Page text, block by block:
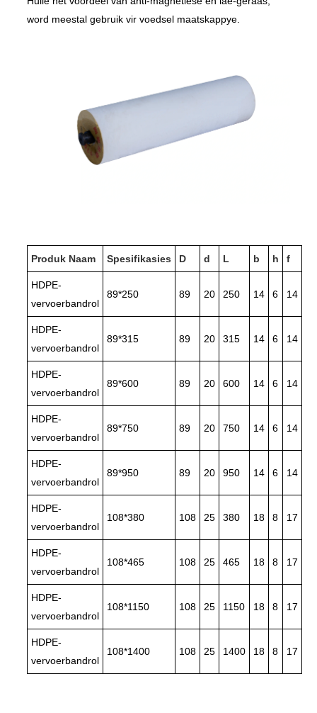
word meestal gebruik vir voedsel maatskappye.
Produk Naam Spesifikasies D d L b h f
HDPE-
vervoerbandrol
89*250 89 20 250 14 6 14
HDPE-
vervoerbandrol
89*315 89 20 315 14 6 14
HDPE-
vervoerbandrol
89*600 89 20 600 14 6 14
HDPE-
vervoerbandrol
89*750 89 20 750 14 6 14
HDPE-
vervoerbandrol
89*950 89 20 950 14 6 14
HDPE-
vervoerbandrol
108*380 108 25 380 18 8 17
HDPE-
vervoerbandrol
108*465 108 25 465 18 8 17
HDPE-
vervoerbandrol
108*1150 108 25 1150 18 8 17
HDPE-
vervoerbandrol
108*1400 108 25 1400 18 8 17